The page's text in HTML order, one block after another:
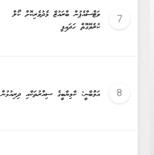
ވަޓްސްއެޕުން ބްރައުޒާ މެދުވެރިކޮށް ކޯލް
ކުރެވޭގޮތް ހަދައިފި
އަމްބާނީ: ކާމިޔާބީގެ ސިއްރުތަކާއި ދިރިއުޅުން